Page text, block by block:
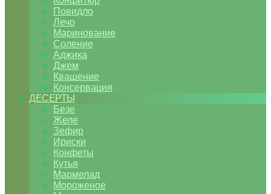
Повидло
Лечо
Маринование
Соление
Аджика
Джем
Квашение
Консервация
ДЕСЕРТЫ
Безе
Желе
Зефир
Ириски
Конфеты
Кутья
Мармелад
Мороженое